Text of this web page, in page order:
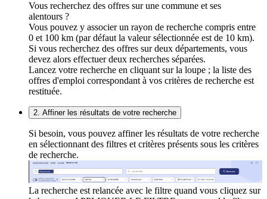
Vous recherchez des offres sur une commune et ses
alentours ?
Vous pouvez y associer un rayon de recherche compris entre
0 et 100 km (par défaut la valeur sélectionnée est de 10 km).
Si vous recherchez des offres sur deux départements, vous
devez alors effectuer deux recherches séparées.
Lancez votre recherche en cliquant sur la loupe ; la liste des
offres d'emploi correspondant à vos critères de recherche est
restituée.
2. Affiner les résultats de votre recherche
Si besoin, vous pouvez affiner les résultats de votre recherche
en sélectionnant des filtres et critères présents sous les critères
de recherche.
La recherche est relancée avec le filtre quand vous cliquez sur